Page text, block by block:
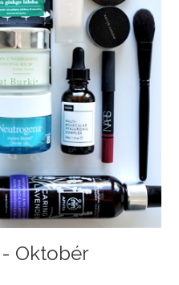
Oktobér